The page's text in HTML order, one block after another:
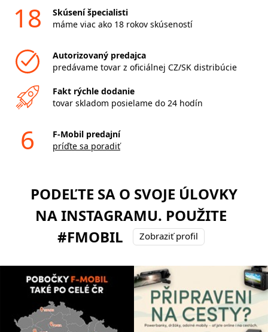
18
Skúsení špecialisti
máme viac ako 18 rokov skúseností
Autorizovaný predajca
predávame tovar z oficiálnej CZ/SK distribúcie
Fakt rýchle dodanie
tovar skladom posielame do 24 hodín
6
F-Mobil predajní
príďte sa poradiť
PODEĽTE SA O SVOJE ÚLOVKY
NA INSTAGRAMU. POUŽITE
#FMOBIL
Zobraziť profil